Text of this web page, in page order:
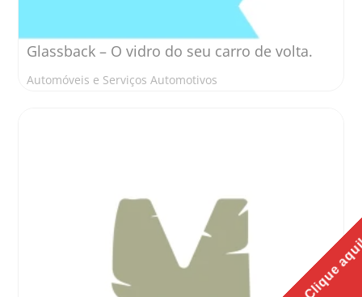
Glassback – O vidro do seu carro de volta.
Automóveis e Serviços Automotivos
Clique